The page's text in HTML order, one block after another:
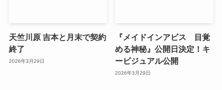
天竺川原 吉本と月末で契約
終了
2026年3月29日
『メイドインアビス 目覚
める神秘』公開日決定！キ
ービジュアル公開
2026年3月29日